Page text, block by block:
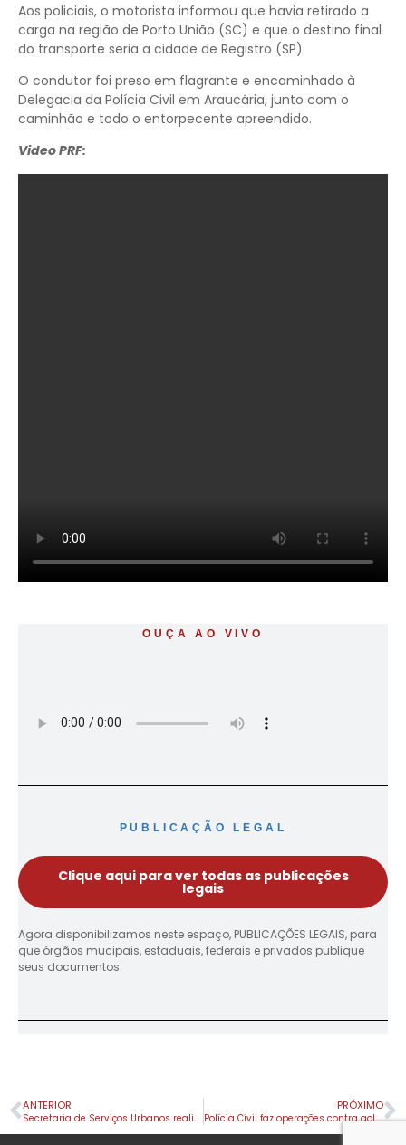
​Aos policiais, o motorista informou que havia retirado a
carga na região de Porto União (SC) e que o destino final
do transporte seria a cidade de Registro (SP).
​O condutor foi preso em flagrante e encaminhado à
Delegacia da Polícia Civil em Araucária, junto com o
caminhão e todo o entorpecente apreendido.
Video PRF:
OUÇA AO VIVO
PUBLICAÇÃO LEGAL
Clique aqui para ver todas as publicações
legais
Agora disponibilizamos neste espaço, PUBLICAÇÕES LEGAIS, para
que órgãos mucipais, estaduais, federais e privados publique
seus documentos.
ANTERIOR
Secretaria de Serviços Urbanos realiza limpeza e manutenção em bueiros
PRÓXIMO
Polícia Civil faz operações contra golpistas de iPhones e grupo suspeito de furtos em Apucarana